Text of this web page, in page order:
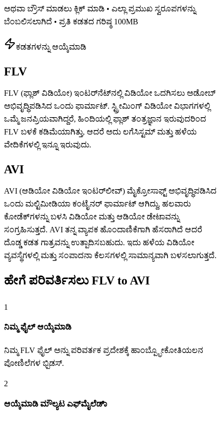
ಅಥವಾ ಬ್ರೌಸ್ ಮಾಡಲು ಕ್ಲಿಕ್ ಮಾಡಿ • ಎಲ್ಲಾ ಪ್ರಮುಖ ಸ್ವರೂಪಗಳನ್ನು
ಬೆಂಬಲಿಸಲಾಗಿದೆ • ಪ್ರತಿ ಕಡತದ ಗರಿಷ್ಠ 100MB
ಕಡತಗಳನ್ನು ಆಯ್ಕೆಮಾಡಿ
FLV
FLV (ಫ್ಲಾಶ್ ವಿಡಿಯೋ) ಇಂಟರ್‌ನೆಟ್‌ನಲ್ಲಿ ವಿಡಿಯೋ ಒದಗಿಸಲು ಅಡೋಬ್
ಅಭಿವೃದ್ಧಿಪಡಿಸಿದ ಒಂದು ಫಾರ್ಮಾಟ್. ಸ್ಟ್ರೀಮಿಂಗ್ ವಿಡಿಯೋ ವಿಭಾಗಗಳಲ್ಲಿ
ಒಮ್ಮೆ ಜನಪ್ರಿಯವಾಗಿದ್ದರೆ, ಹಿಂದಿಯಲ್ಲಿ ಫ್ಲಾಶ್ ತಂತ್ರಜ್ಞಾನ ಇರುವುದರಿಂದ
FLV ಬಳಕೆ ಕಡಿಮೆಯಾಗಿತ್ತು, ಆದರೆ ಅದು ಲಗೆಸಿಸ್ಟಮ್ ಮತ್ತು ಹಳೆಯ
ವೇದಿಕೆಗಳಲ್ಲಿ ಇನ್ನೂ ಇರುವುದು.
AVI
AVI (ಆಡಿಯೋ ವಿಡಿಯೋ ಇಂಟರ್‌ಲೀವ್) ಮೈಕ್ರೋಸಾಫ್ಟ್ ಅಭಿವೃದ್ಧಿಪಡಿಸಿದ
ಒಂದು ಮಲ್ಟಿಮೀಡಿಯಾ ಕಂಟೈನರ್ ಫಾರ್ಮಾಟ್ ಆಗಿದ್ದು, ಹಲವಾರು
ಕೋಡೆಕ್‌ಗಳನ್ನು ಬಳಸಿ ವಿಡಿಯೋ ಮತ್ತು ಆಡಿಯೋ ಡೇಟಾವನ್ನು
ಸಂಗ್ರಹಿಸುತ್ತದೆ. AVI ತನ್ನ ವ್ಯಾಪಕ ಹೊಂದಾಣಿಕೆಗಾಗಿ ಹೆಸರಾಗಿದೆ ಆದರೆ
ದೊಡ್ಡ ಕಡತ ಗಾತ್ರವನ್ನು ಉತ್ಪಾದಿಸಬಹುದು. ಇದು ಹಳೆಯ ವಿಡಿಯೋ
ವ್ಯವಸ್ಥೆಗಳಲ್ಲಿ ಮತ್ತು ಸಂಪಾದನಾ ಕೆಲಸಗಳಲ್ಲಿ ಸಾಮಾನ್ಯವಾಗಿ ಬಳಸಲಾಗುತ್ತದೆ.
ಹೇಗೆ ಪರಿವರ್ತಿಸಲು FLV to AVI
1
ನಿಮ್ಮ ಫೈಲ್ ಆಯ್ಕೆಮಾಡಿ
ನಿಮ್ಮ FLV ಫೈಲ್ ಅನ್ನು ಪರಿವರ್ತಕ ಪ್ರದೇಶಕ್ಕೆ ಹಾಂಬ್ಪ್ಭೋಕೋತಿಯಲನ
ಪೋಣಿಲೆಗಳ ಭ್ಪಿಡಸ್.
2
ಆಯ್ಕೆಮಾಡಿ ಮೌಲ್ಯಟ ಎಫ್‌ಮೈಲೆಡಾ್